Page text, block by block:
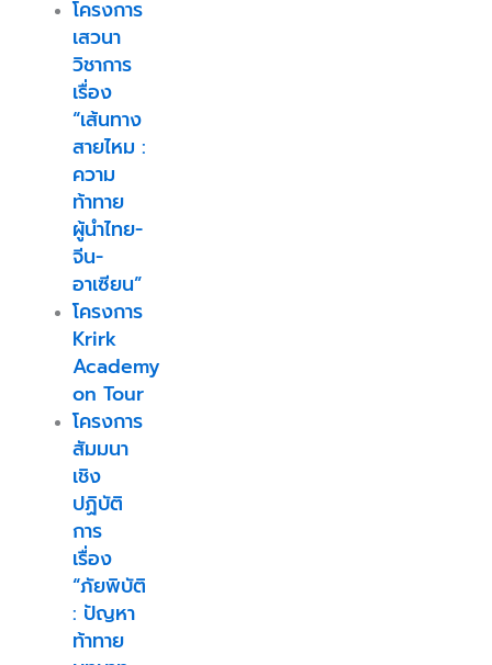
โครงการ
เสวนา
วิชาการ
เรื่อง
“เส้นทาง
สายไหม :
ความ
ท้าทาย
ผู้นำไทย-
จีน-
อาเซียน”
โครงการ
Krirk
Academy
on Tour
โครงการ
สัมมนา
เชิง
ปฏิบัติ
การ
เรื่อง
“ภัยพิบัติ
: ปัญหา
ท้าทาย